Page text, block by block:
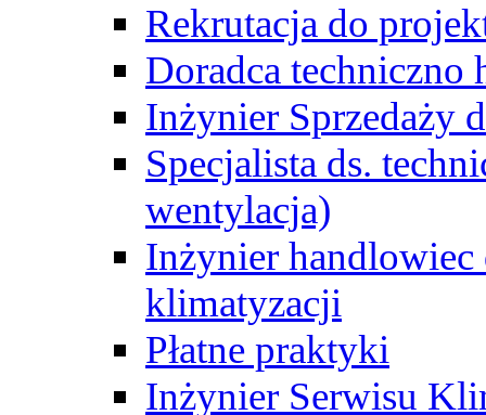
Rekrutacja do
Doradca techniczno
Inżynier Sprzedaży
Specjalista ds.
wentylacja)
Inżynier handlowiec
klimatyzacji
Płatne praktyki
Inżynier Serwisu